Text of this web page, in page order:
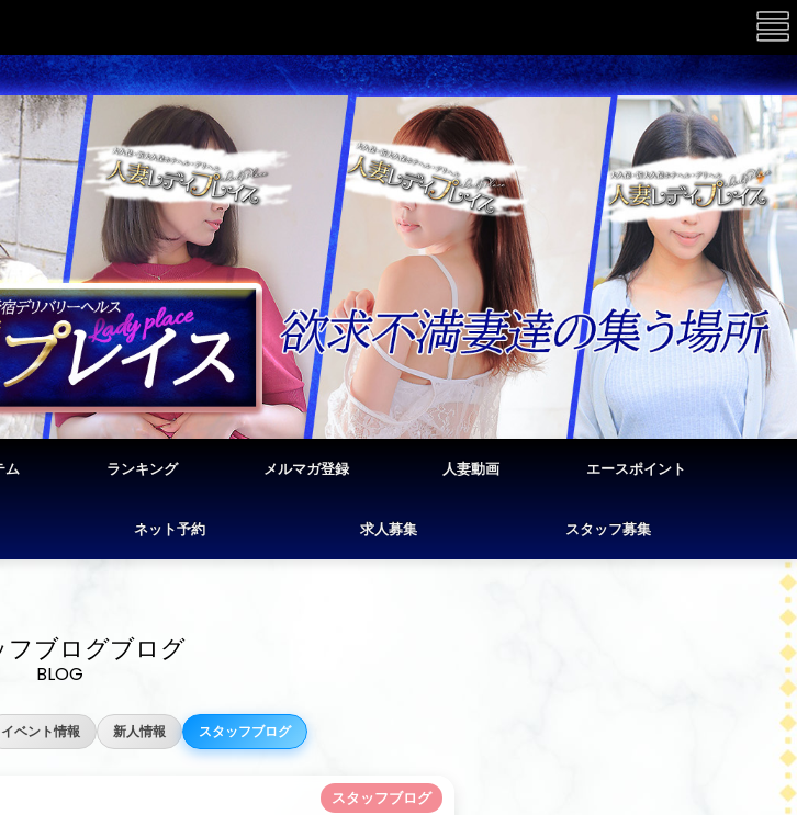
ム ランキング メルマガ登録 人妻動画 エースポイント
ネット予約 求人募集 スタッフ募集
フブログブログ
BLOG
イベント情報 新人情報 スタッフブログ
スタッフブログ
☰